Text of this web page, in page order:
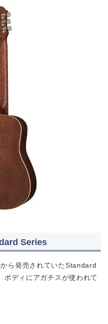
Series
ら発売されていたStandard
ボディにアガチスが使われて